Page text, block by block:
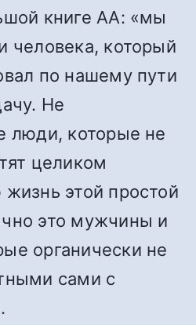
книге АА: «мы
человека, который
по нашему пути
Не
люди, которые не
целиком
этой простой
это мужчины и
органически не
сами с